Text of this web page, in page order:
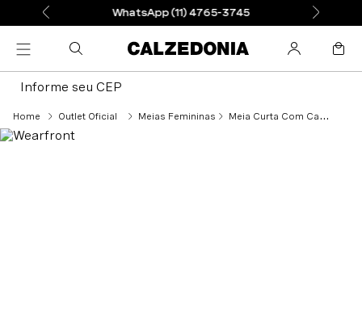
WhatsApp (11) 4765-3745
Informe seu CEP
Outlet Oficial Meias Femininas Meia Curta Com Cashmere - Roxo